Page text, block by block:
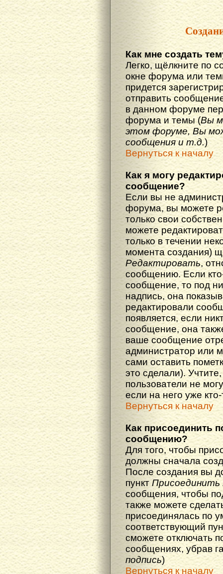
Как мне создать
Легко, щёлкните по
окне форума или
придется
отправить
в данном форуме
форума и темы (Вы
этом форуме, Вы
сообщения и т.д.)
Вернуться к началу
Как я могу
сообщение?
Если вы не
форума, вы можете
только свои
можете
только в течении
момента создания)
Редактировать,
сообщению. Если
сообщение, то под
надпись, она
редактировали
появляется, если
сообщение, она
ваше сообщение
администратор или
сами оставить
это сделали).
пользователи не
если на него уже
Вернуться к началу
Как присоединить
сообщению?
Для того, чтобы
должны сначала
После создания вы
пункт Присоединить
сообщения, чтобы
также можете
присоединялась по
соответствующий
сможете отключать
сообщениях, убрав
подпись)
Вернуться к началу